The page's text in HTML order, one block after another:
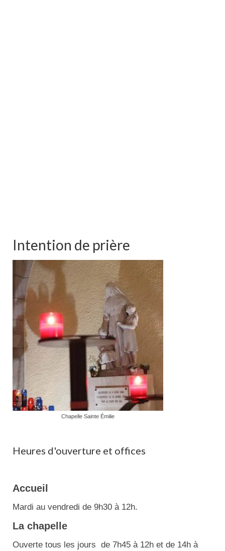
Intention de prière
Chapelle Sainte Émilie
Heures d'ouverture et offices
Accueil
Mardi au vendredi de 9h30 à 12h.
La chapelle
Ouverte tous les jours de 7h45 à 12h et de 14h à